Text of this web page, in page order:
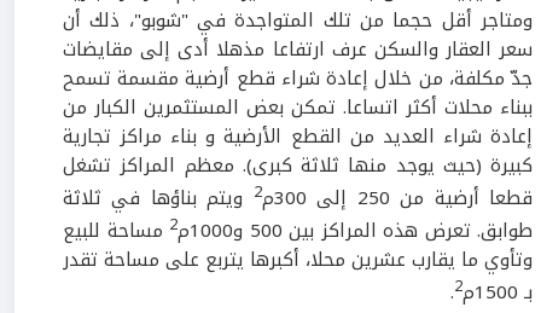
ومتاجر أقل حجما من تلك المتواجدة في "شوبو"، ذلك أن
سعر العقار والسكن عرف ارتفاعا مذهلا أدى إلى مقايضات
جدّ مكلفة، من خلال إعادة شراء قطع أرضية مقسمة تسمح
ببناء محلات أكثر اتساعا. تمكن بعض المستثمرين الكبار من
إعادة شراء العديد من القطع الأرضية و بناء مراكز تجارية
كبيرة (حيث يوجد منها ثلاثة كبرى). معظم المراكز تشغل
قطعا أرضية من 250 إلى 300م
2 ويتم بناؤها في ثلاثة
طوابق. تعرض هذه المراكز بين 500 و1000م
2 مساحة للبيع
وتأوي ما يقارب عشرين محلا، أكبرها يتربع على مساحة تقدر
بـ 1500م
2
.